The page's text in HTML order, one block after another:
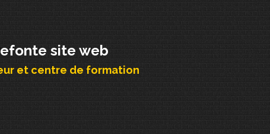
site web
et centre de formation